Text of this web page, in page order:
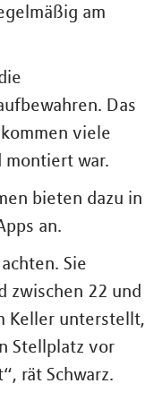
am
Das
viele
montiert war.
bieten dazu in
an.
Sie
zwischen 22 und
Keller unterstellt,
Stellplatz vor
rät Schwarz.